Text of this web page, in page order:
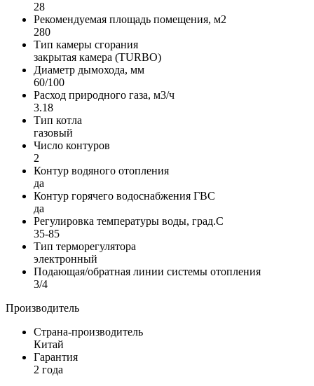
28
Рекомендуемая площадь помещения, м2
280
Тип камеры сгорания
закрытая камера (TURBO)
Диаметр дымохода, мм
60/100
Расход природного газа, м3/ч
3.18
Тип котла
газовый
Число контуров
2
Контур водяного отопления
да
Контур горячего водоснабжения ГВС
да
Регулировка температуры воды, град.С
35-85
Тип терморегулятора
электронный
Подающая/обратная линии системы отопления
3/4
Производитель
Страна-производитель
Китай
Гарантия
2 года